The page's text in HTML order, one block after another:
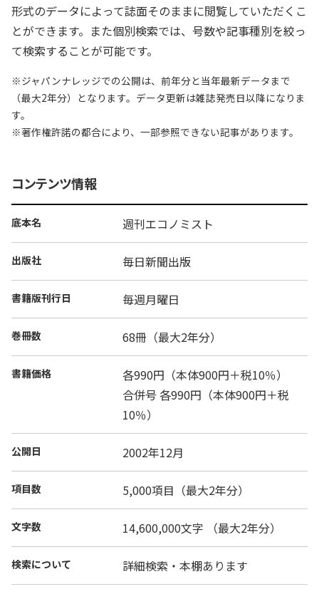
形式のデータによって誌面そのままに閲覧していただくこ
とができます。また個別検索では、号数や記事種別を絞っ
て検索することが可能です。
※ジャパンナレッジでの公開は、前年分と当年最新データまで
（最大2年分）となります。データ更新は雑誌発売日以降になりま
す。
※著作権許諾の都合により、一部参照できない記事があります。
コンテンツ情報
底本名 週刊エコノミスト
出版社 毎日新聞出版
書籍版刊行日 毎週月曜日
巻冊数 68冊（最大2年分）
書籍価格
各990円（本体900円＋税10％）
合併号 各990円（本体900円＋税
10％）
公開日 2002年12月
項目数 5,000項目（最大2年分）
文字数 14,600,000文字 （最大2年分）
検索について 詳細検索・本棚あります